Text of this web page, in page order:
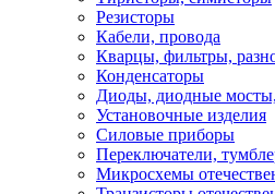
Резисторы
Кабели, провода
Кварцы, фильтры,
Конденсаторы
Диоды, диодные
Установочные изделия
Силовые приборы
Переключатели,
Микросхемы